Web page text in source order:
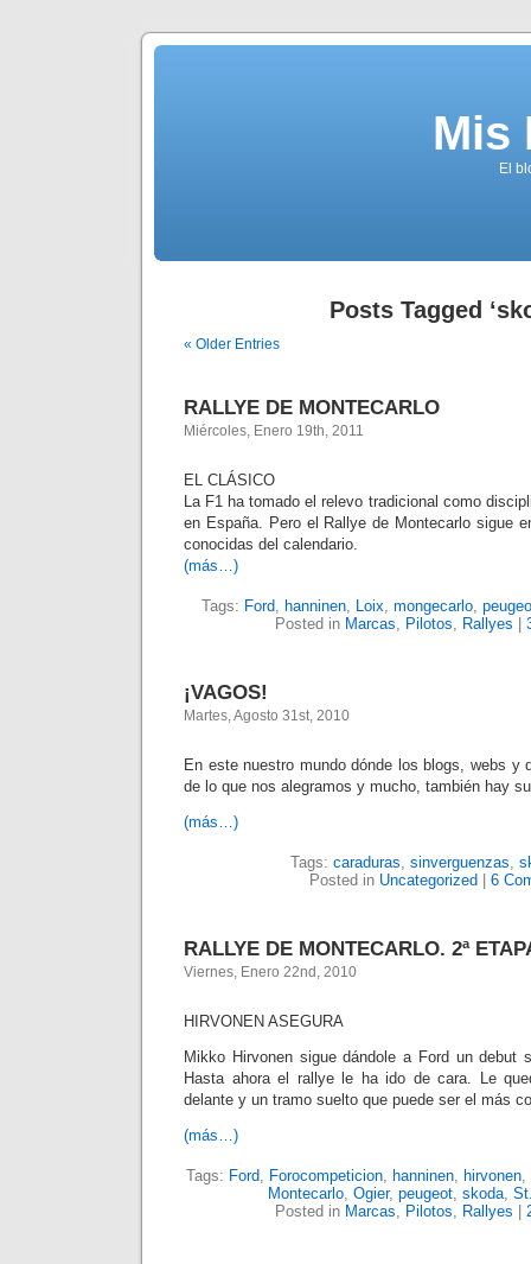
Mis
El
Posts Tagged
« Older Entries
RALLYE DE MONTECARLO
Miércoles, Enero 19th, 2011
EL CLÁSICO
La F1 ha tomado el relevo tradicional como
en España. Pero el Rallye de Montecarlo sigue
conocidas del calendario.
(más…)
Tags: Ford, hanninen, Loix, mongecarlo,
Posted in Marcas, Pilotos, Rallyes
¡VAGOS!
Martes, Agosto 31st, 2010
En este nuestro mundo dónde los blogs, webs y
de lo que nos alegramos y mucho, también hay
(más…)
Tags: caraduras, sinverguenzas,
Posted in Uncategorized 6
RALLYE DE MONTECARLO. 2ª
Viernes, Enero 22nd, 2010
HIRVONEN ASEGURA
Mikko Hirvonen sigue dándole a Ford un debut
Hasta ahora el rallye le ha ido de cara. Le
delante y un tramo suelto que puede ser el más
(más…)
Tags: Ford, Forocompeticion, hanninen, hirvonen,
Montecarlo, Ogier, peugeot, skoda,
Posted in Marcas, Pilotos, Rallyes